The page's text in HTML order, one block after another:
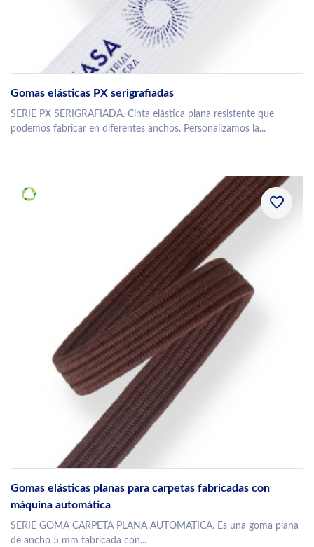
Gomas elásticas PX serigrafiadas
SERIE PX SERIGRAFIADA. Cinta elástica plana resistente que
podemos fabricar en diferentes anchos. Personalizamos la...
Gomas elásticas planas para carpetas fabricadas con
máquina automática
SERIE GOMA CARPETA PLANA AUTOMATICA. Es una goma plana
de ancho 5 mm fabricada con...